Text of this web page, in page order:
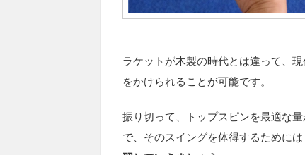
ラケットが木製の時代とは違って、
をかけられることが可能です。
振り切って、トップスピンを最適な
で、そのスイングを体得するためには